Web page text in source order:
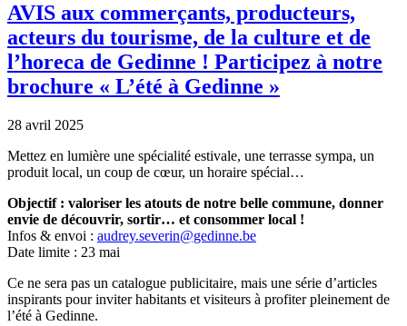
AVIS aux commerçants, producteurs,
acteurs du tourisme, de la culture et de
l’horeca de Gedinne ! Participez à notre
brochure « L’été à Gedinne »
28 avril 2025
Mettez en lumière une spécialité estivale, une terrasse sympa, un
produit local, un coup de cœur, un horaire spécial…
Objectif : valoriser les atouts de notre belle commune, donner
envie de découvrir, sortir… et consommer local !
Infos & envoi : audrey.severin@gedinne.be
Date limite : 23 mai
Ce ne sera pas un catalogue publicitaire, mais une série d’articles
inspirants pour inviter habitants et visiteurs à profiter pleinement de
l’été à Gedinne.